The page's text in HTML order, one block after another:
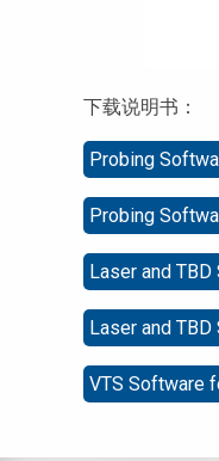
下载说明书：
Probing
Probing
Laser and
Laser and
VTS Software